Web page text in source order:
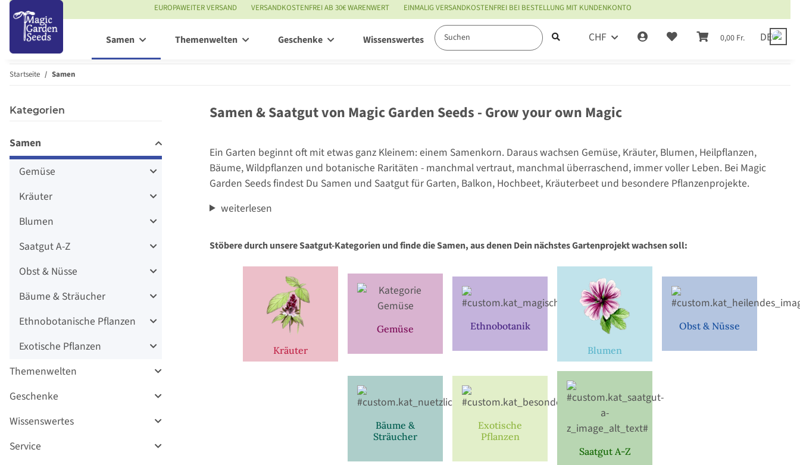
EUROPAWEITER VERSAND VERSANDKOSTENFREI AB 30€ WARENWERT EINMALIG VERSANDKOSTENFREI BEI BESTELLUNG MIT KUNDENKONTO
CHF 0,00 Fr. DE
Samen Themenwelten Geschenke Wissenswertes Service
Startseite Samen
Samen & Saatgut von Magic Garden Seeds - Grow your own Magic
Ein Garten beginnt oft mit etwas ganz Kleinem: einem Samenkorn. Daraus wachsen Gemüse, Kräuter, Blumen, Heilpflanzen,
Bäume, Wildpflanzen und botanische Raritäten - manchmal vertraut, manchmal überraschend, immer voller Leben. Bei Magic
Garden Seeds findest Du Samen und Saatgut für Garten, Balkon, Hochbeet, Kräuterbeet und besondere Pflanzenprojekte.
weiterlesen
Stöbere durch unsere Saatgut-Kategorien und finde die Samen, aus denen Dein nächstes Gartenprojekt wachsen soll:
Kräuter
Gemüse Ethnobotanik
Blumen
Obst & Nüsse
Bäume &
Sträucher
Exotische
Pflanzen
Saatgut A-Z
Kategorien
Samen
Gemüse
Kräuter
Blumen
Saatgut A-Z
Obst & Nüsse
Bäume & Sträucher
Ethnobotanische Pflanzen
Exotische Pflanzen
Themenwelten
Geschenke
Wissenswertes
Service